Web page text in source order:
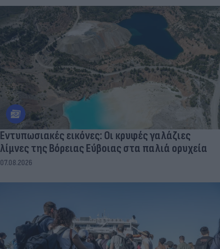
Εντυπωσιακές εικόνες: Οι κρυφές γαλάζιες
λίμνες της Βόρειας Εύβοιας στα παλιά ορυχεία
07.08.2026